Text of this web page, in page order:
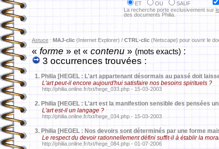
ET OU
SAUF
La recherche porte exclusivement sur
des documents Philia.
Astuce : MAJ-clic (Internet Explorer) / CTRL-clic (Netscape) pour ouvrir le
«forme » et« contenu » (mots exacts) :
3 occurrences trouvées :
1. Philia [HEGEL : L'art appartenant désormais au passé doit
L'art peut-il encore aujourd'hui satisfaire nos besoins spirituels ?
http://philia.online.fr/txt/hege_033.php - 15-03-2003
2. Philia [HEGEL : L'art est la manifestion sensible des pensées
L'art est-il un langage ?
http://philia.online.fr/txt/hege_034.php - 15-03-2003
3. Philia [HEGEL : Nos devoirs sont déterminés par une forme
Le respect du devoir rationnellement défini suffit-il à établir la
http://philia.online.fr/txt/hege_084.php - 01-07-2006